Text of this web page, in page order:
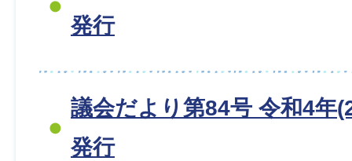
発行
議会だより第84号 令和4年
発行